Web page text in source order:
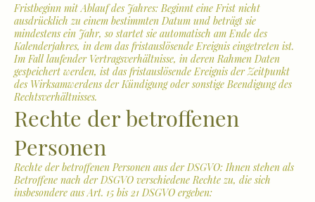
Fristbeginn mit Ablauf des Jahres: Beginnt eine Frist nicht
ausdrücklich zu einem bestimmten Datum und beträgt sie
mindestens ein Jahr, so startet sie automatisch am Ende des
Kalenderjahres, in dem das fristauslösende Ereignis eingetreten ist.
Im Fall laufender Vertragsverhältnisse, in deren Rahmen Daten
gespeichert werden, ist das fristauslösende Ereignis der Zeitpunkt
des Wirksamwerdens der Kündigung oder sonstige Beendigung des
Rechtsverhältnisses.
Rechte der betroffenen
Personen
Rechte der betroffenen Personen aus der DSGVO: Ihnen stehen als
Betroffene nach der DSGVO verschiedene Rechte zu, die sich
insbesondere aus Art. 15 bis 21 DSGVO ergeben: